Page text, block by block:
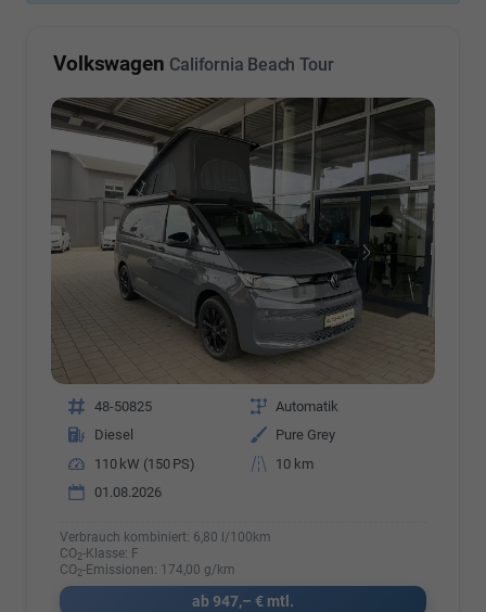
Volkswagen California Beach Tour
Fahrzeugnr. 48-50825 Getriebe Automatik
Kraftstoff
Diesel Außenfarbe
Pure Grey
Leistung
110 kW (150 PS) Kilometerstand
10 km
01.08.2026
Verbrauch kombiniert: 6,80 l/100km
CO2-Klasse: F
CO2-Emissionen: 174,00 g/km
ab 947,– € mtl.